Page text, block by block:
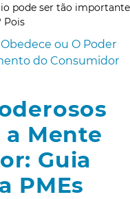
pode ser tão importante
Pois
ou O Poder
do Consumidor
Mente
Guia
PMEs